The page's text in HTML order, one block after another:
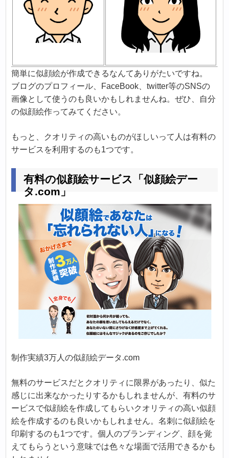
簡単に似顔絵が作成できるなんてありがたいですね。
ブログのプロフィール、FaceBook、twitter等のSNSの
画像として使うのも良いかもしれませんね。ぜひ、自分
の似顔絵作ってみてください。
もっと、クオリティの高いものがほしいって人は有料の
サービスを利用するのも1つです。
有料の似顔絵サービス「似顔絵デー
タ.com」
制作実績3万人の似顔絵データ.com
無料のサービスだとクオリティに限界があったり、似た
感じに出来なかったりするかもしれませんが、有料のサ
ービスで似顔絵を作成してもらいクオリティの高い似顔
絵を作成するのも良いかもしれません。名刺に似顔絵を
印刷するのも1つです。個人のブランディング、顔を覚
えてもらうという意味では色々な場面で活用できるかも